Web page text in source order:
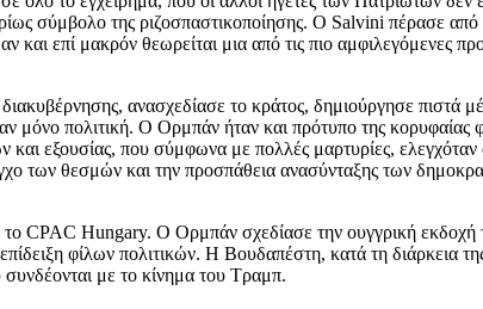
σύμβολο της ριζοσπαστικοποίησης. Ο Salvini πέρασε
επί μακρόν θεωρείται μια από τις πιο αμφιλεγόμενες
ανασχεδίασε το κράτος, δημιούργησε πιστά
πολιτική. Ο Ορμπάν ήταν και πρότυπο της κορυφαίας
εξουσίας, που σύμφωνα με πολλές μαρτυρίες, ελεγχόταν
των θεσμών και την προσπάθεια ανασύνταξης των
CPAC Hungary. Ο Ορμπάν σχεδίασε την ουγγρική εκδοχή
φίλων πολιτικών. Η Βουδαπέστη, κατά τη διάρκεια
με το κίνημα του Τραμπ.